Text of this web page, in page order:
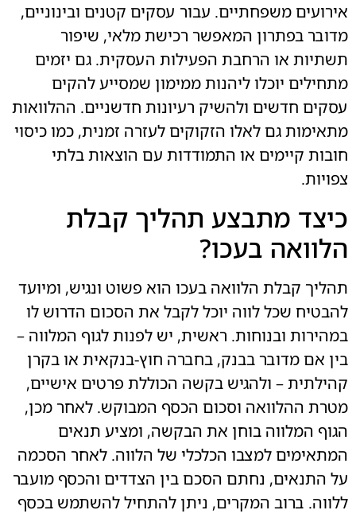
אירועים משפחתיים. עבור עסקים קטנים ובינוניים,
מדובר בפתרון המאפשר רכישת מלאי, שיפור
תשתיות או הרחבת הפעילות העסקית. גם יזמים
מתחילים יוכלו ליהנות ממימון שמסייע להקים
עסקים חדשים ולהשיק רעיונות חדשניים. ההלוואות
מתאימות גם לאלו הזקוקים לעזרה זמנית, כמו כיסוי
חובות קיימים או התמודדות עם הוצאות בלתי
צפויות.
כיצד מתבצע תהליך קבלת
הלוואה בעכו?
תהליך קבלת הלוואה בעכו הוא פשוט ונגיש, ומיועד
להבטיח שכל לווה יוכל לקבל את הסכום הדרוש לו
במהירות ובנוחות. ראשית, יש לפנות לגוף המלווה –
בין אם מדובר בבנק, בחברה חוץ-בנקאית או בקרן
קהילתית – ולהגיש בקשה הכוללת פרטים אישיים,
מטרת ההלוואה וסכום הכסף המבוקש. לאחר מכן,
הגוף המלווה בוחן את הבקשה, ומציע תנאים
המתאימים למצבו הכלכלי של הלווה. לאחר הסכמה
על התנאים, נחתם הסכם בין הצדדים והכסף מועבר
ללווה. ברוב המקרים, ניתן להתחיל להשתמש בכסף